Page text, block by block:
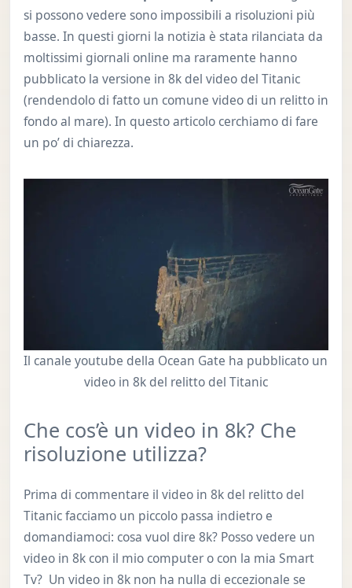
si possono vedere sono impossibili a risoluzioni più
basse. In questi giorni la notizia è stata rilanciata da
moltissimi giornali online ma raramente hanno
pubblicato la versione in 8k del video del Titanic
(rendendolo di fatto un comune video di un relitto in
fondo al mare). In questo articolo cerchiamo di fare
un po’ di chiarezza.
Il canale youtube della Ocean Gate ha pubblicato un
video in 8k del relitto del Titanic
Che cos’è un video in 8k? Che
risoluzione utilizza?
Prima di commentare il video in 8k del relitto del
Titanic facciamo un piccolo passa indietro e
domandiamoci: cosa vuol dire 8k? Posso vedere un
video in 8k con il mio computer o con la mia Smart
Tv? Un video in 8k non ha nulla di eccezionale se